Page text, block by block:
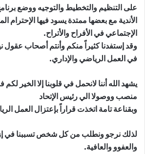
على التنظيم والتخطيط والتوجيه ووضع
الأندية مع بعضها ممتدة يسود فيها الإحترام
الإجتماعي في الأفراح والأتراح.
وقد إستفدنا كثيراً منكم وأنتم أصحاب
في العمل الرياضي والإداري.
يشهد الله أننا لانحمل في قلوبنا إلا الخير
منصب ووصولا الي رئيس الإتحاد
وبقناعة تامة اتخذت قراراً بإعتزال العمل
لذلك نرجو ونطلب من كل شخص تسببنا في
والعفوو والعافية.